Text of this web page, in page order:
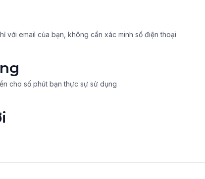
với email của bạn, không cần xác minh số điện thoại
cho số phút bạn thực sự sử dụng